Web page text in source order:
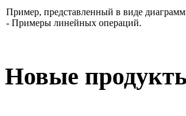
Пример, представленный в виде
- Примеры линейных операций.
Новые